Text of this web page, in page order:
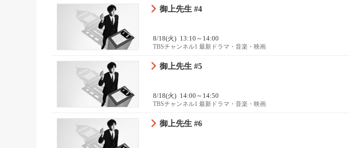
御上先生 #4
8/18(火) 13:10～14:00
TBSチャンネル1 最新ドラマ・音楽・映画
御上先生 #5
8/18(火) 14:00～14:50
TBSチャンネル1 最新ドラマ・音楽・映画
御上先生 #6